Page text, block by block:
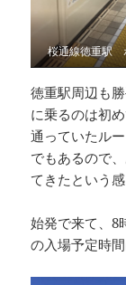
桜通線徳重駅
徳重駅周辺も
に乗るのは初
通っていたル
でもあるので
てきたという感
始発で来て、8
の入場予定時間